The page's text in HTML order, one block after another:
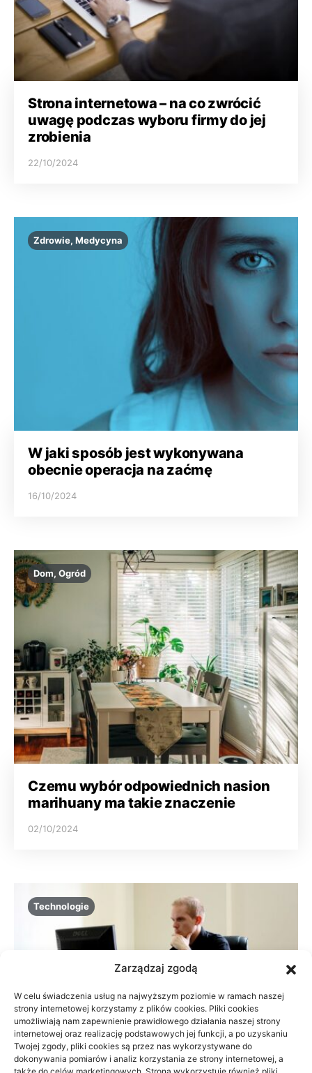
Zarządzaj zgodą
W celu świadczenia usług na najwyższym poziomie w ramach naszej
strony internetowej korzystamy z plików cookies. Pliki cookies
umożliwiają nam zapewnienie prawidłowego działania naszej strony
internetowej oraz realizację podstawowych jej funkcji, a po uzyskaniu
Twojej zgody, pliki cookies są przez nas wykorzystywane do
dokonywania pomiarów i analiz korzystania ze strony internetowej, a
Strona internetowa – na co zwrócić
uwagę podczas wyboru firmy do jej
zrobienia
22/10/2024
Zdrowie, Medycyna
W jaki sposób jest wykonywana
obecnie operacja na zaćmę
16/10/2024
Dom, Ogród
Czemu wybór odpowiednich nasion
marihuany ma takie znaczenie
02/10/2024
Technologie